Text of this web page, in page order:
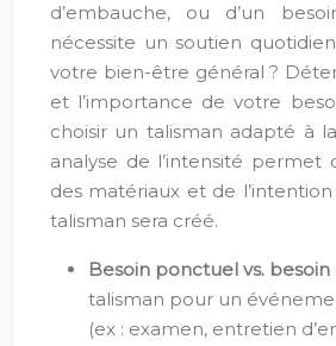
d’embauche, ou d’un
nécessite un soutien
votre bien-être général ?
et l’importance de votre
choisir un talisman adapté à
analyse de l’intensité permet
des matériaux et de
talisman sera créé.
Besoin ponctuel vs. besoin
talisman pour un
(ex : examen, entretien